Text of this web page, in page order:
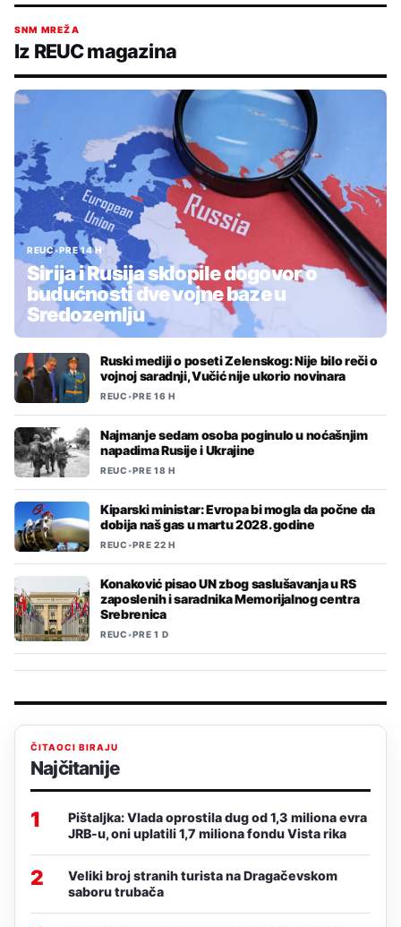
SNM MREŽA
Iz REUC magazina
REUC•PRE 14 H
Sirija i Rusija sklopile dogovor o
budućnosti dve vojne baze u
Sredozemlju
Ruski mediji o poseti Zelenskog: Nije bilo reči o
vojnoj saradnji, Vučić nije ukorio novinara
REUC•PRE 16 H
Najmanje sedam osoba poginulo u noćašnjim
napadima Rusije i Ukrajine
REUC•PRE 18 H
Kiparski ministar: Evropa bi mogla da počne da
dobija naš gas u martu 2028. godine
REUC•PRE 22 H
Konaković pisao UN zbog saslušavanja u RS
zaposlenih i saradnika Memorijalnog centra
Srebrenica
REUC•PRE 1 D
ČITAOCI BIRAJU
Najčitanije
1
Pištaljka: Vlada oprostila dug od 1,3 miliona evra
JRB-u, oni uplatili 1,7 miliona fondu Vista rika
2
Veliki broj stranih turista na Dragačevskom
saboru trubača